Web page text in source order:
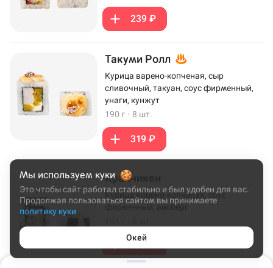
239 ₽
Такуми Ролл
Курица варено-копченая, сыр
сливочный, такуан, соус фирменный,
унаги, кунжут
190 г · 8 шт.
319 ₽
Кранчикен
Курица варено-копченая, соус
фирменный, айсберг
199 ₽
Мы используем куки
Это чтобы сайт работал стабильно и был удобен для вас.
Продолжая пользоваться сайтом вы принимаете
политику куки
Окей